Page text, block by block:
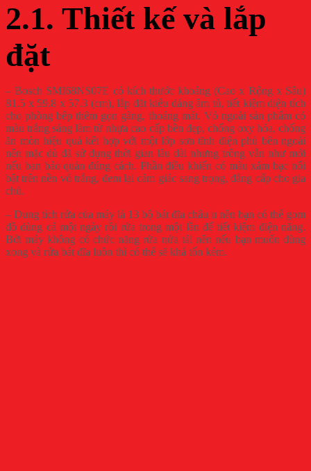
2.1. Thiết kế và lắp
đặt
– Bosch SMI68NS07E có kích thước khoảng (Cao x Rộng x Sâu)
81.5 x 59.8 x 57.3 (cm), lắp đặt kiểu dáng âm tủ, tiết kiệm diện tích
cho phòng bếp thêm gọn gàng, thoáng mát. Vỏ ngoài sản phẩm có
màu trắng sáng làm từ nhựa cao cấp bền đẹp, chống oxy hóa, chống
ăn mòn hiệu quả kết hợp với một lớp sơn tĩnh điện phủ bên ngoài
nên mặc dù đã sử dụng thời gian lâu dài nhưng trông vẫn như mới
nếu bạn bảo quản đúng cách. Phần điều khiển có màu xám bạc nổi
bật trên nền vỏ trắng, đem lại cảm giác sang trọng, đẳng cấp cho gia
chủ.
– Dung tích rửa của máy là 13 bộ bát đĩa châu u nên bạn có thể gom
đồ dùng cả một ngày rồi rửa trong một lần để tiết kiệm điện năng.
Bởi máy không có chức năng rửa nửa tải nên nếu bạn muốn dùng
xong và rửa bát đĩa luôn thì có thể sẽ khá tốn kém.